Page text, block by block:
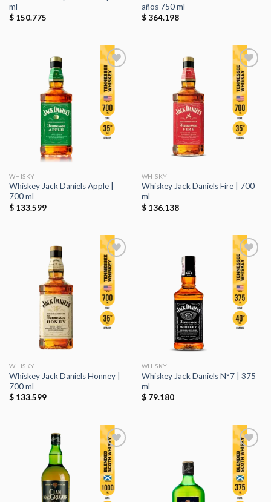
ml
$150.775
años 750 ml
$364.198
Añadir
a la
lista de
deseos
WHISKY
Whiskey Jack Daniels Apple |
700 ml
$133.599
Añadir
a la
lista de
deseos
WHISKY
Whiskey Jack Daniels Fire | 700
ml
$136.138
Añadir
a la
lista de
deseos
WHISKY
Whiskey Jack Daniels Honney |
700 ml
$133.599
Añadir
a la
lista de
deseos
WHISKY
Whiskey Jack Daniels N°7 | 375
ml
$79.180
Añadir
a la
lista de
deseos
Añadir
a la
lista de
deseos